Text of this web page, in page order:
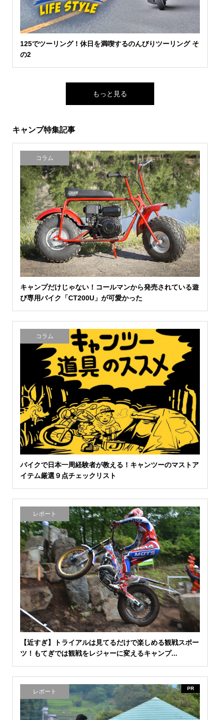
125でツーリング！休日を満喫するのんびりツーリング そ
の2
もっと見る
キャンプ特集記事
コラム
キャンプだけじゃない！コールマンから発売されている遊
び専用バイク「CT200U」が可愛かった
コラム
バイクで日本一周経験者が教える！キャンツーのマストア
イテム厳選９点チェックリスト
レポート
【近すぎ】トライアルは見てるだけで楽しめる観戦スポー
ツ！もてぎでは観戦をレジャーに変えるキャンプ...
レポート PR